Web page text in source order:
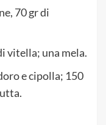
70 gr di
vitella; una mela.
e cipolla; 150